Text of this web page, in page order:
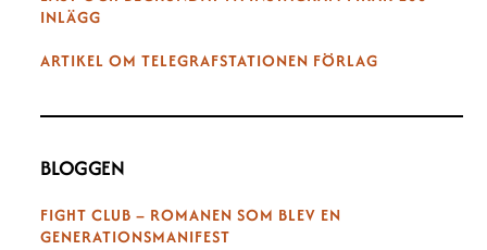
INLÄGG
ARTIKEL OM TELEGRAFSTATIONEN FÖRLAG
BLOGGEN
FIGHT CLUB – ROMANEN SOM BLEV EN
GENERATIONSMANIFEST